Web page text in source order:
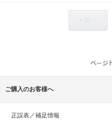
ご購入のお客様へ
正誤表／補足情報